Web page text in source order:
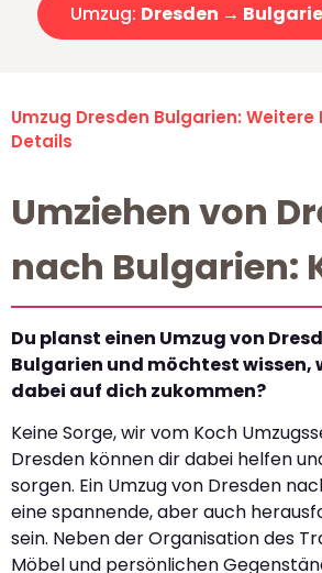
Umzug: Dresden →
Umzug Dresden Bulgarien:
Details
Umziehen von
nach Bulgarien:
Du planst einen Umzug von
Bulgarien und möchtest wissen,
dabei auf dich zukommen?
Keine Sorge, wir vom Koch
Dresden können dir dabei helfen
sorgen. Ein Umzug von Dresden
eine spannende, aber auch
sein. Neben der Organisation des
Möbel und persönlichen